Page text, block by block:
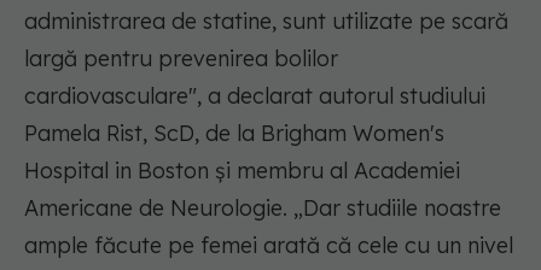
administrarea de statine, sunt utilizate pe scară
largă pentru prevenirea bolilor
cardiovasculare", a declarat autorul studiului
Pamela Rist, ScD, de la Brigham Women's
Hospital in Boston și membru al Academiei
Americane de Neurologie. „Dar studiile noastre
ample făcute pe femei arată că cele cu un nivel